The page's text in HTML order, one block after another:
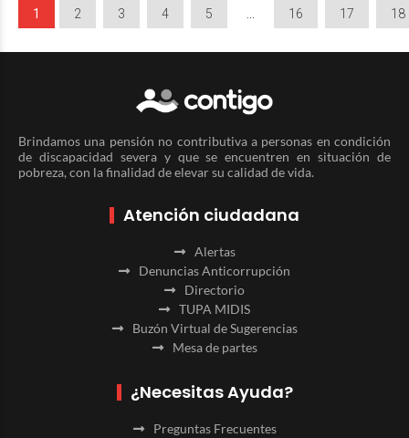
1 2 3 4 5 16 17 18
Brindamos una pensión no contributiva a personas en condición
de discapacidad severa y que se encuentren en situación de
pobreza, con la finalidad de elevar su calidad de vida.
Atención ciudadana
Alertas
Denuncias Anticorrupción
Directorio
TUPA MIDIS
Buzón Virtual de Sugerencias
Mesa de partes
¿Necesitas Ayuda?
Preguntas Frecuentes